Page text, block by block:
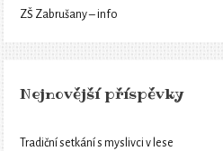
ZŠ Zabrušany – info
Nejnovější příspěvky
Tradiční setkání s myslivci v lese